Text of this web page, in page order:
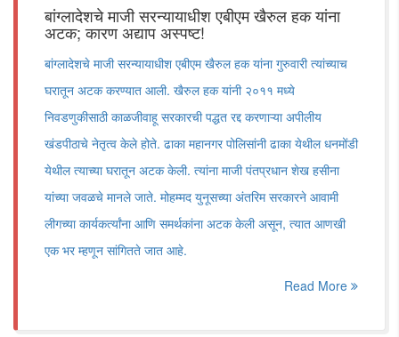
बांग्लादेशचे माजी सरन्यायाधीश एबीएम खैरुल हक यांना
अटक; कारण अद्याप अस्पष्ट!
बांग्लादेशचे माजी सरन्यायाधीश एबीएम खैरुल हक यांना गुरुवारी त्यांच्याच
घरातून अटक करण्यात आली. खैरुल हक यांनी २०११ मध्ये
निवडणुकीसाठी काळजीवाहू सरकारची पद्धत रद्द करणाऱ्या अपीलीय
खंडपीठाचे नेतृत्व केले होते. ढाका महानगर पोलिसांनी ढाका येथील धनमोंडी
येथील त्याच्या घरातून अटक केली. त्यांना माजी पंतप्रधान शेख हसीना
यांच्या जवळचे मानले जाते. मोहम्मद युनूसच्या अंतरिम सरकारने आवामी
लीगच्या कार्यकर्त्यांना आणि समर्थकांना अटक केली असून, त्यात आणखी
एक भर म्हणून सांगितते जात आहे.
Read More